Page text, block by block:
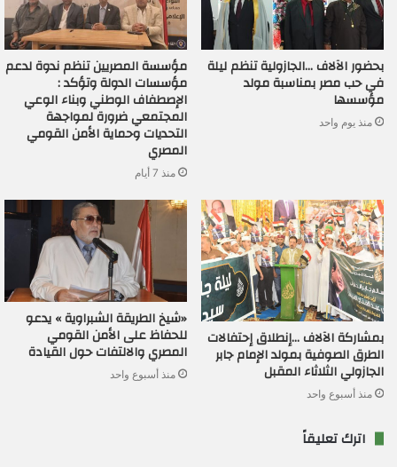
بحضور الآلاف …الجازولية تنظم ليلة
في حب مصر بمناسبة مولد
مؤسسها
منذ يوم واحد
مؤسسة المصريين تنظم ندوة لدعم
مؤسسات الدولة وتؤكد :
الإصطفاف الوطني وبناء الوعي
المجتمعي ضرورة لمواجهة
التحديات وحماية الأمن القومي
المصري
منذ 7 أيام
بمشاركة الآلاف …إنطلاق إحتفالات
الطرق الصوفية بمولد الإمام جابر
الجازولي الثلاثاء المقبل
منذ أسبوع واحد
«شيخ الطريقة الشبراوية » يدعو
للحفاظ على الأمن القومي
المصري والالتفات حول القيادة
منذ أسبوع واحد
اترك تعليقاً